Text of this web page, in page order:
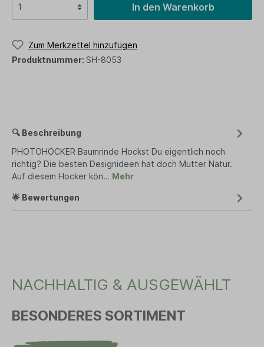
In den Warenkorb
Zum Merkzettel hinzufügen
Produktnummer: SH-8053
🔍 Beschreibung
PHOTOHOCKER Baumrinde Hockst Du eigentlich noch
richtig? Die besten Designideen hat doch Mutter Natur.
Auf diesem Hocker kön… Mehr
🌟 Bewertungen
NACHHALTIG & AUSGEWÄHLT
BESONDERES SORTIMENT